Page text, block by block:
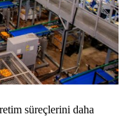
süreçlerini daha